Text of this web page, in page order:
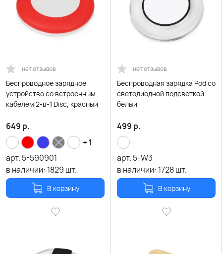
нет отзывов
Беспроводное зарядное
устройство со встроенным
кабелем 2-в-1 Disc, красный
649 р.
+ 1
арт. 5-590901
в наличии: 1829 шт.
В корзину
нет отзывов
Беспроводная зарядка Pod со
светодиодной подсветкой,
белый
499 р.
арт. 5-W3
в наличии: 1728шт.
В корзину